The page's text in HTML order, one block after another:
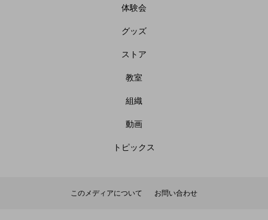
体験会
グッズ
ストア
教室
組織
動画
トピックス
このメディアについて お問い合わせ